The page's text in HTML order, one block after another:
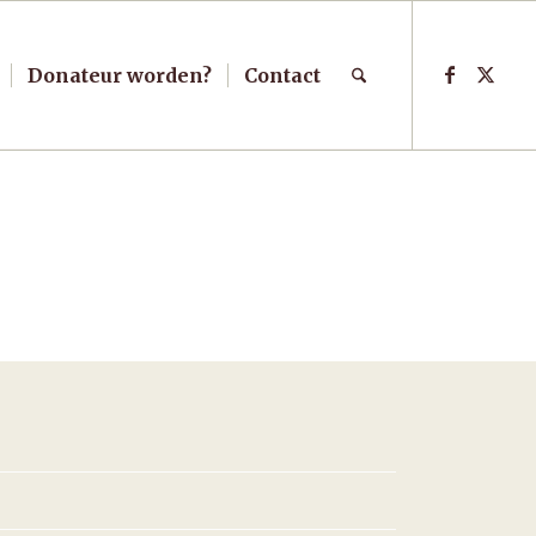
Donateur worden? Contact